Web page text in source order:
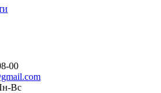
00
Вс